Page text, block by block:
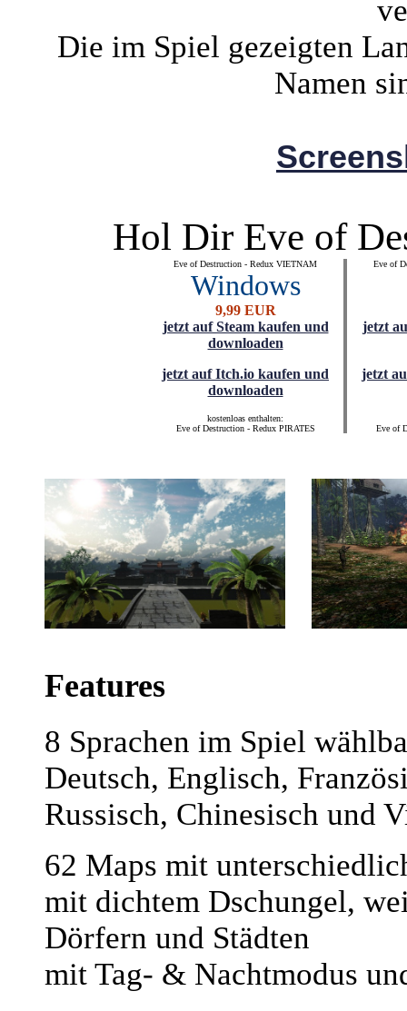
Die im Spiel gezeigten
Namen
Hol Dir Eve of
Eve of Destruction - Redux VIETNAM
Windows
9,99 EUR
jetzt auf Steam kaufen und
downloaden
jetzt auf Itch.io kaufen und
downloaden
kostenloas enthalten:
Eve of Destruction - Redux PIRATES
Eve of
jetzt
jetzt
Eve of
Features
8 Sprachen im Spiel
Deutsch, Englisch,
Russisch, Chinesisch und
62 Maps mit
mit dichtem Dschungel,
Dörfern und Städten
mit Tag- & Nachtmodus